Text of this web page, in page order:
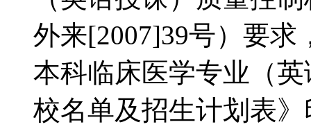
外来[2007]39号）要求
本科临床医学专业（
校名单及招生计划表